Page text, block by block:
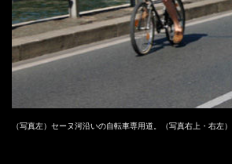
（写真左）セーヌ河沿いの自転車専用道。（写真右上・右